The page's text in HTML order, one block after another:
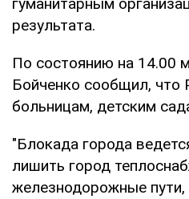
гуманитарным
результата.
По состоянию на 14.00
Бойченко сообщил, что
больницам, детским
"Блокада города
лишить город
железнодорожные